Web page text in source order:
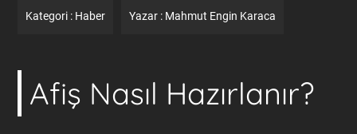
Kategori : Haber Yazar : Mahmut Engin Karaca
Afiş Nasıl Hazırlanır?